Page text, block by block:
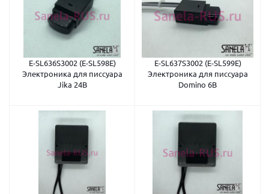
E-SL636S3002 (E-SL598E)
Электроника для писсуара
Jika 24В
E-SL637S3002 (E-SL599E)
Электроника для писсуара
Domino 6В